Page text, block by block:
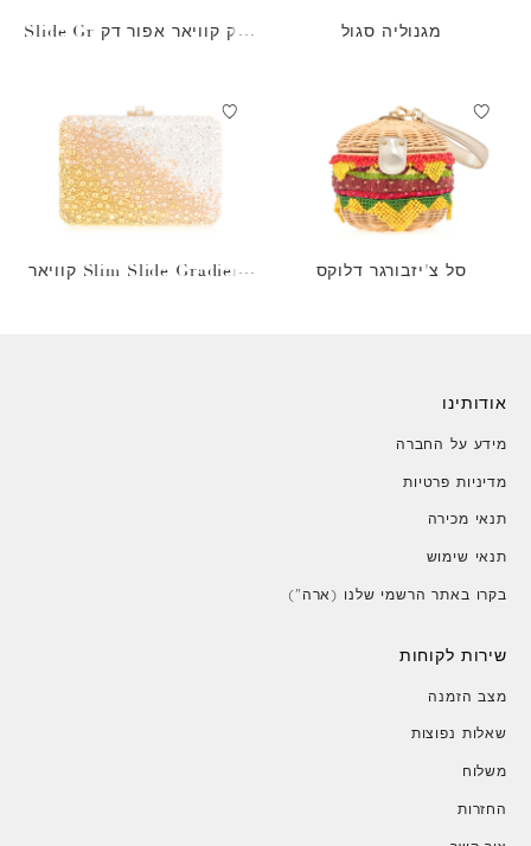
מגנוליה סגול
תיק קוויאר אפור דק Slide Gr
סל צ'יזבורגר דלוקס
Slim Slide Gradient קוויאר
אודותינו
מידע על החברה
מדיניות פרטיות
תנאי מכירה
תנאי שימוש
בקרו באתר הרשמי שלנו (ארה")
שירות לקוחות
מצב הזמנה
שאלות נפוצות
משלוח
החזרות